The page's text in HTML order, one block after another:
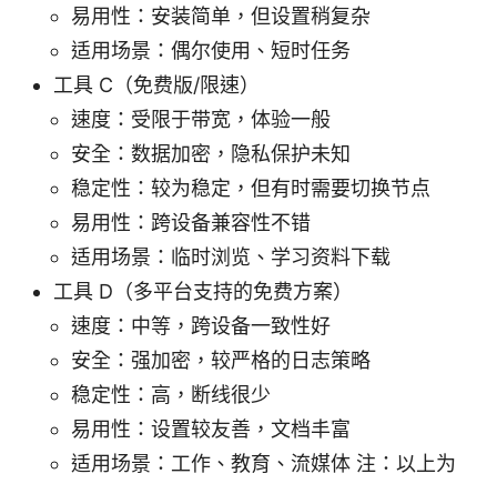
易用性：安装简单，但设置稍复杂
适用场景：偶尔使用、短时任务
工具 C（免费版/限速）
速度：受限于带宽，体验一般
安全：数据加密，隐私保护未知
稳定性：较为稳定，但有时需要切换节点
易用性：跨设备兼容性不错
适用场景：临时浏览、学习资料下载
工具 D（多平台支持的免费方案）
速度：中等，跨设备一致性好
安全：强加密，较严格的日志策略
稳定性：高，断线很少
易用性：设置较友善，文档丰富
适用场景：工作、教育、流媒体 注：以上为